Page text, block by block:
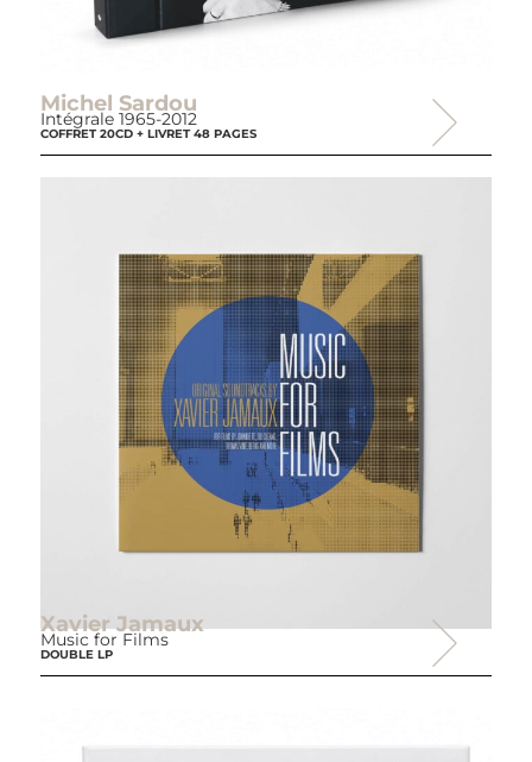
Michel Sardou
Intégrale 1965-2012
COFFRET 20CD + LIVRET 48 PAGES
Xavier Jamaux
Music for Films
DOUBLE LP